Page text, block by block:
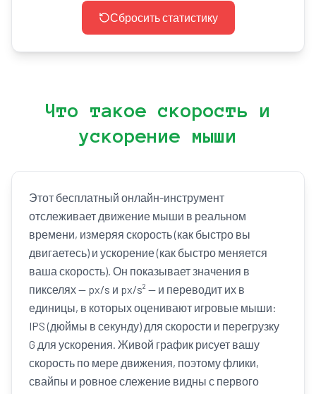
Сбросить статистику
Что такое скорость и
ускорение мыши
Этот бесплатный онлайн-инструмент
отслеживает движение мыши в реальном
времени, измеряя скорость (как быстро вы
двигаетесь) и ускорение (как быстро меняется
ваша скорость). Он показывает значения в
пикселях — px/s и px/s² — и переводит их в
единицы, в которых оценивают игровые мыши:
IPS (дюймы в секунду) для скорости и перегрузку
G для ускорения. Живой график рисует вашу
скорость по мере движения, поэтому флики,
свайпы и ровное слежение видны с первого